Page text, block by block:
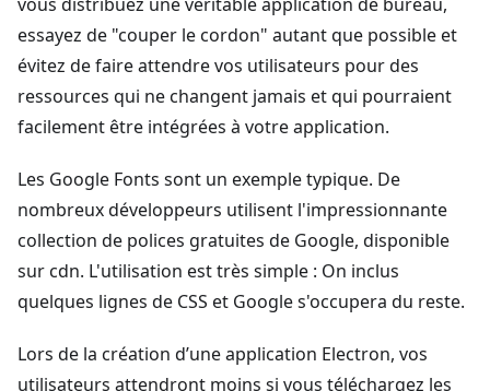
vous distribuez une véritable application de bureau,
essayez de "couper le cordon" autant que possible et
évitez de faire attendre vos utilisateurs pour des
ressources qui ne changent jamais et qui pourraient
facilement être intégrées à votre application.
Les Google Fonts sont un exemple typique. De
nombreux développeurs utilisent l'impressionnante
collection de polices gratuites de Google, disponible
sur cdn. L'utilisation est très simple : On inclus
quelques lignes de CSS et Google s'occupera du reste.
Lors de la création d’une application Electron, vos
utilisateurs attendront moins si vous téléchargez les